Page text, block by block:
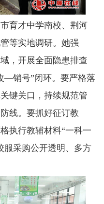
育才中学南校、荆河
等实地调研。她强
，开展全面隐患排查
—销号”闭环。要严格落
键关口，持续规范管
线。要抓好征订教
执行教辅材料“一科一
服采购公开透明、多方